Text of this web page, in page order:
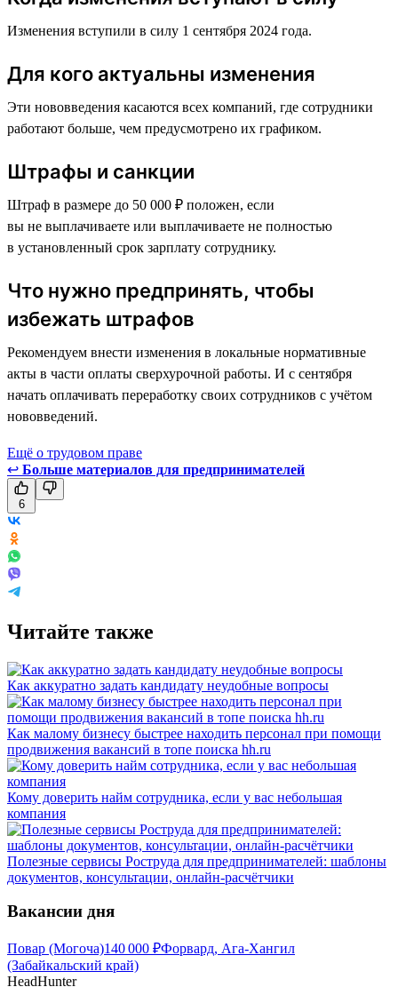
Изменения вступили в силу 1 сентября 2024 года.
Для кого актуальны изменения
Эти нововведения касаются всех компаний, где сотрудники
работают больше, чем предусмотрено их графиком.
Штрафы и санкции
Штраф в размере до 50 000 ₽ положен, если
вы не выплачиваете или выплачиваете не полностью
в установленный срок зарплату сотруднику.
Что нужно предпринять, чтобы
избежать штрафов
Рекомендуем внести изменения в локальные нормативные
акты в части оплаты сверхурочной работы. И с сентября
начать оплачивать переработку своих сотрудников с учётом
нововведений.
Ещё о трудовом праве
↩ Больше материалов для предпринимателей
6
Читайте также
Как аккуратно задать кандидату неудобные вопросы
Как малому бизнесу быстрее находить персонал при помощи
продвижения вакансий в топе поиска hh.ru
Кому доверить найм сотрудника, если у вас небольшая
компания
Полезные сервисы Роструда для предпринимателей: шаблоны
документов, консультации, онлайн-расчётчики
Вакансии дня
Повар (Могоча)140 000 ₽Форвард, Ага-Хангил
(Забайкальский край)
HeadHunter